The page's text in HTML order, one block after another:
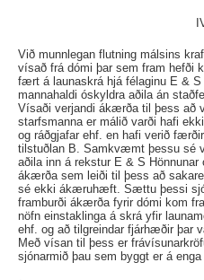
Við munnlegan flutning málsins
vísað frá dómi þar sem fram hefði
fært á launaskrá hjá félaginu E &
mannahaldi óskyldra aðila án
Vísaði verjandi ákærða til þess að
starfsmanna er málið varði hafi
og ráðgjafar ehf. en hafi verið
tilstuðlan B. Samkvæmt þessu sé
aðila inn á rekstur E & S Hönnunar
ákærða sem leiði til þess að
sé ekki ákæruhæft. Sættu þessi
framburði ákærða fyrir dómi kom
nöfn einstaklinga á skrá yfir
ehf. og að tilgreindar fjárhæðir þar
Með vísan til þess er
sjónarmið þau sem byggt er á